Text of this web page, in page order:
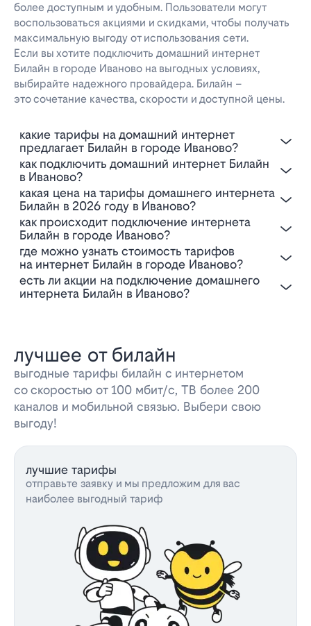
более доступным и удобным. Пользователи могут
воспользоваться акциями и скидками, чтобы получать
максимальную выгоду от использования сети.
Если вы хотите подключить домашний интернет
Билайн в городе Иваново на выгодных условиях,
выбирайте надежного провайдера. Билайн –
это сочетание качества, скорости и доступной цены.
Какие тарифы на домашний интернет
предлагает Билайн в городе Иваново?
Как подключить домашний интернет Билайн
в Иваново?
Какая цена на тарифы домашнего интернета
Билайн в 2026 году в Иваново?
Как происходит подключение интернета
Билайн в городе Иваново?
Где можно узнать стоимость тарифов
на интернет Билайн в городе Иваново?
Есть ли акции на подключение домашнего
интернета Билайн в Иваново?
лучшее от билайн
выгодные тарифы билайн с интернетом
со скоростью от 100 мбит/с, ТВ более 200
каналов и мобильной связью. Выбери свою
выгоду!
лучшие тарифы
отправьте заявку и мы предложим для вас
наиболее выгодный тариф